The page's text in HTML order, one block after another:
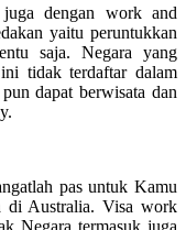
dengan work and
yaitu peruntukkan
saja. Negara yang
tidak terdaftar dalam
dapat berwisata dan
pas untuk Kamu
di Australia. Visa work
Negara termasuk juga